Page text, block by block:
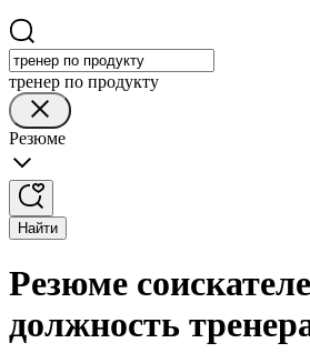
тренер по продукту
Резюме
Найти
Резюме
должность